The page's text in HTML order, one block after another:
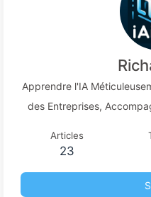
Apprendre l'IA
des Entreprises,
Articles
23